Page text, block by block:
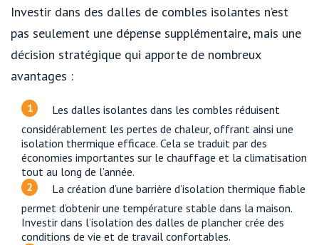
Investir dans des dalles de combles isolantes n’est
pas seulement une dépense supplémentaire, mais une
décision stratégique qui apporte de nombreux
avantages :
Les dalles isolantes dans les combles réduisent
considérablement les pertes de chaleur, offrant ainsi une
isolation thermique efficace. Cela se traduit par des
économies importantes sur le chauffage et la climatisation
tout au long de l’année.
La création d’une barrière d’isolation thermique fiable
permet d’obtenir une température stable dans la maison.
Investir dans l’isolation des dalles de plancher crée des
conditions de vie et de travail confortables.